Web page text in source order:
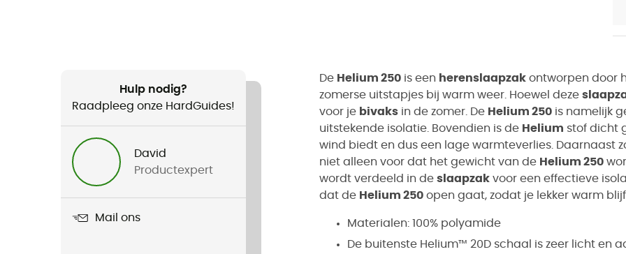
Hulp nodig?
Raadpleeg onze HardGuides!
David
Productexpert
Mail ons
De Helium 250 is een herenslaapzak ontworpen door
zomerse uitstapjes bij warm weer. Hoewel deze
voor je bivaks in de zomer. De Helium 250 is namelijk
uitstekende isolatie. Bovendien is de Helium stof dicht
wind biedt en dus een lage warmteverlies. Daarnaast
niet alleen voor dat het gewicht van de Helium 250
wordt verdeeld in de slaapzak voor een effectieve
dat de Helium 250 open gaat, zodat je lekker warm
Materialen: 100% polyamide
De buitenste Helium™ 20D schaal is zeer licht en